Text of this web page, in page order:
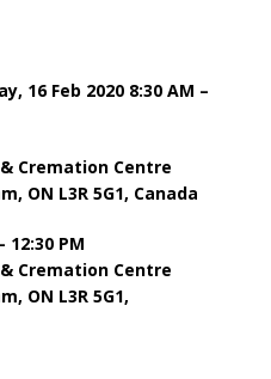
16 Feb 2020 8:30 AM –
Cremation Centre
ON L3R 5G1, Canada
12:30 PM
Cremation Centre
ON L3R 5G1,